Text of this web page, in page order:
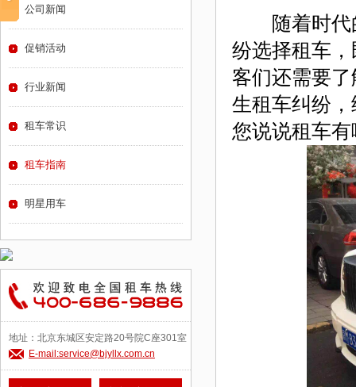
随着时代的
纷选择租车
客们还需要
生租车纠纷
您说说租车
公司新闻
促销活动
行业新闻
租车常识
租车指南
明星用车
地址：北京东城区安定路20号院C座301室
E-mail:service@bjyllx.com.cn